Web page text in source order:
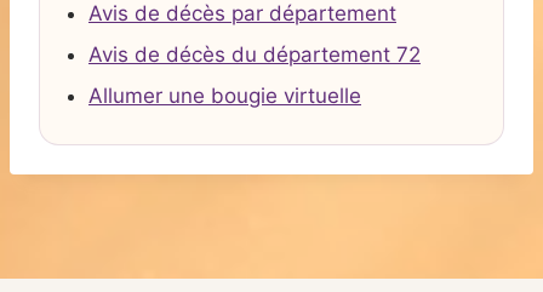
Avis de décès par département
Avis de décès du département 72
Allumer une bougie virtuelle